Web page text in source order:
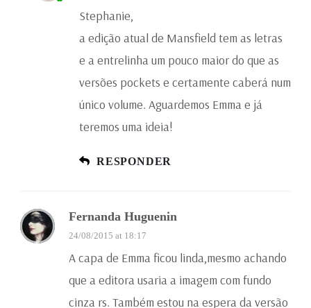
Stephanie,
a edição atual de Mansfield tem as letras
e a entrelinha um pouco maior do que as
versões pockets e certamente caberá num
único volume. Aguardemos Emma e já
teremos uma ideia!
RESPONDER
Fernanda Huguenin
24/08/2015 at 18:17
A capa de Emma ficou linda,mesmo achando
que a editora usaria a imagem com fundo
cinza rs. Também estou na espera da versão